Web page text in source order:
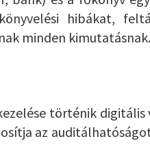
hibákat,
minden kimutatásnak.
történik digitális
az